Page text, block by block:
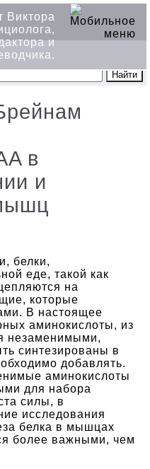
в
и
белки,
еде, такой как
на
которые
В настоящее
аминокислоты, из
незаменимыми,
синтезированы в
добавлять.
аминокислоты
для набора
силы, в
исследования
белка в мышцах
более важными, чем